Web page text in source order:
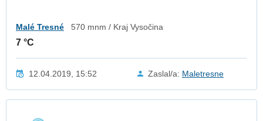
Malé Tresné 570 mnm / Kraj Vysočina
7 °C
12.04.2019, 15:52 Zaslal/a: Maletresne